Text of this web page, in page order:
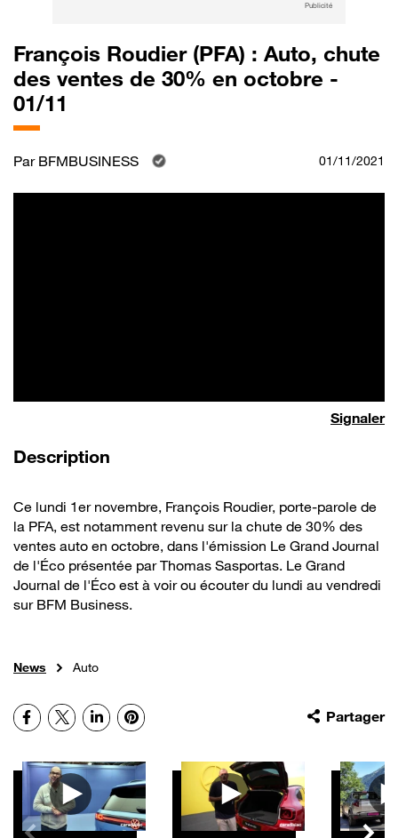
Publicité
François Roudier (PFA) : Auto, chute
des ventes de 30% en octobre -
01/11
Par BFMBUSINESS 01/11/2021
Signaler
Description
Ce lundi 1er novembre, François Roudier, porte-parole de
la PFA, est notamment revenu sur la chute de 30% des
ventes auto en octobre, dans l'émission Le Grand Journal
de l'Éco présentée par Thomas Sasportas. Le Grand
Journal de l'Éco est à voir ou écouter du lundi au vendredi
sur BFM Business.
News Auto
Partager
Facebook
X LinkedInPinterest
Autres vidéos